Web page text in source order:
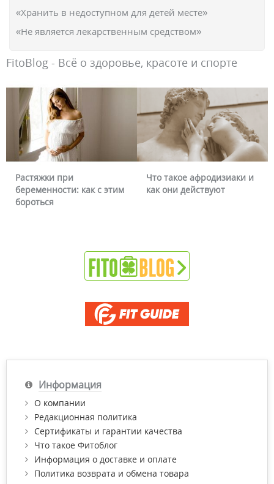
«Хранить в недоступном для детей месте»
«Не является лекарственным средством»
FitoBlog - Всё о здоровье, красоте и спорте
Что такое афродизиаки и
как они действуют
Почему краснеет лицо и
можно ли это убрать
Информация
О компании
Редакционная политика
Сертификаты и гарантии качества
Что такое Фитоблог
Информация о доставке и оплате
Политика возврата и обмена товара